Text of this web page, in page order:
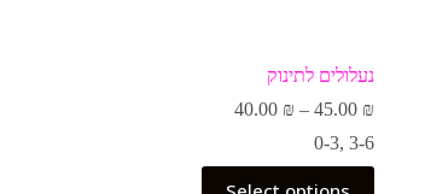
נעלולים לתינוק
40.00 ₪ – 45.00 ₪Price
40.00 ₪
through
0-3, 3-6
This